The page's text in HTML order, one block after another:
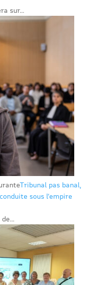
sur...
Tribunal pas banal,
sous l’empire